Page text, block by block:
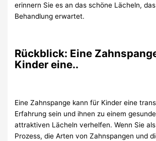
erinnern Sie es an das schöne Lächeln,
Behandlung erwartet.
Rückblick: Eine
Kinder eine..
Eine Zahnspange kann für Kinder eine
Erfahrung sein und ihnen zu einem
attraktiven Lächeln verhelfen. Wenn Sie
Prozess, die Arten von Zahnspangen und